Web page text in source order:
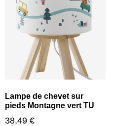
Lampe de chevet sur
pieds Montagne vert TU
38,49 €